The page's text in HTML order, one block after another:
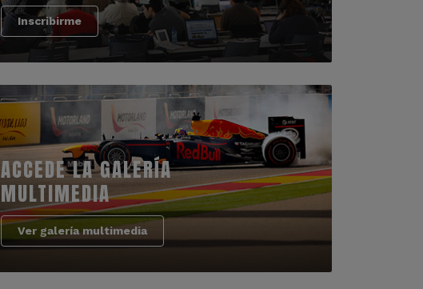
Inscribirme
ACCEDE LA GALERÍA
MULTIMEDIA
Ver galería multimedia